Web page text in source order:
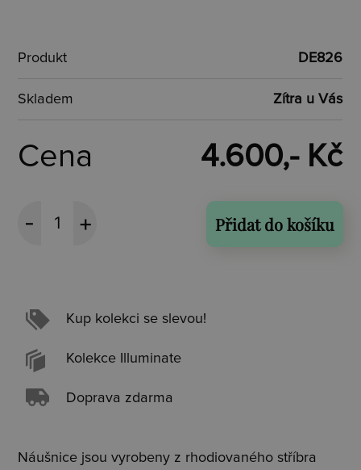
Produkt DE826
Skladem Zítra u Vás
Cena 4.600,- Kč
Přidat do košíku
Kup kolekci se slevou!
Kolekce Illuminate
Doprava zdarma
Náušnice jsou vyrobeny z rhodiovaného stříbra